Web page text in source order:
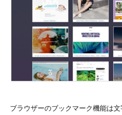
ブラウザーのブックマーク機能は